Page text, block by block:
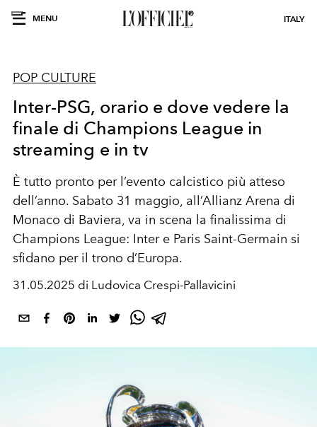
MENU ITALY
POP CULTURE
Inter-PSG, orario e dove vedere la
finale di Champions League in
streaming e in tv
È tutto pronto per l’evento calcistico più atteso
dell’anno. Sabato 31 maggio, all’Allianz Arena di
Monaco di Baviera, va in scena la finalissima di
Champions League: Inter e Paris Saint-Germain si
sfidano per il trono d’Europa.
31.05.2025 di Ludovica Crespi-Pallavicini